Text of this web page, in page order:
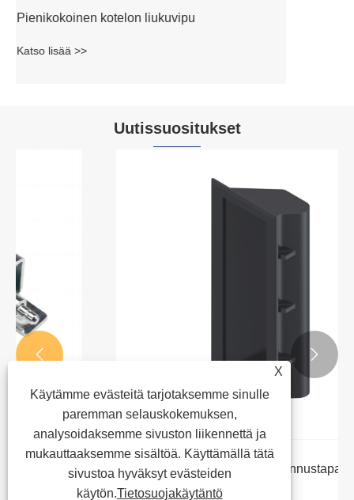
Uutissuositukset
Kaapin kahvojen oikea asennustapa
 
X
Käytämme evästeitä tarjotaksemme sinulle
paremman selauskokemuksen,
analysoidaksemme sivuston liikennettä ja
mukauttaaksemme sisältöä. Käyttämällä tätä
sivustoa hyväksyt evästeiden
käytön.Tietosuojakäytäntö